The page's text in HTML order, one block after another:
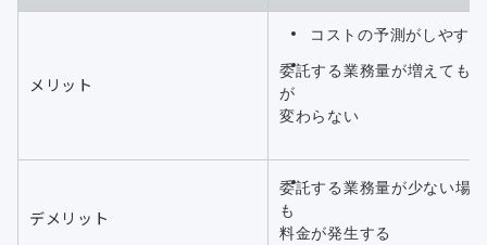
メリット
コストの予測がしやすい
委託する業務量が増えても
が
変わらない
デメリット
委託する業務量が少ない場
も
料金が発生する